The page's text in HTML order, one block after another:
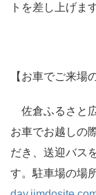
トを差し上げま
【お車でご来場
佐倉ふるさと
お車でお越しの
だき、送迎バス
す。駐車場の場